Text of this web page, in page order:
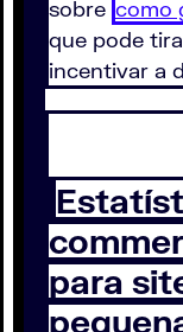
sobre como
que pode
incentivar a
para